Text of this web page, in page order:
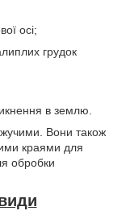
осі;
грудок
в землю.
Вони також
краями для
обробки